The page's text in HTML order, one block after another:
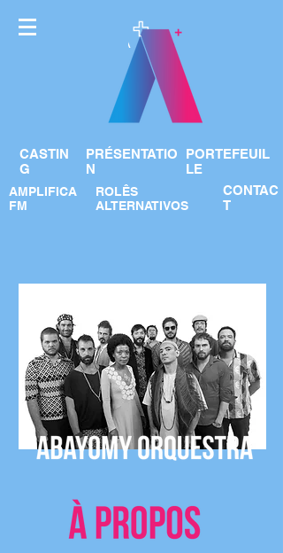
CASTIN
G
PRÉSENTATIO
N
PORTEFEUIL
LE
AMPLIFICA
FM
ROLÊS
ALTERNATIVOS
CONTAC
T